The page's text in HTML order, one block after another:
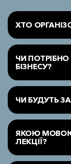
ХТО
ЧИ
БІЗНЕСУ?
ЧИ БУДУТЬ
ЯКОЮ
ЛЕКЦІЇ?